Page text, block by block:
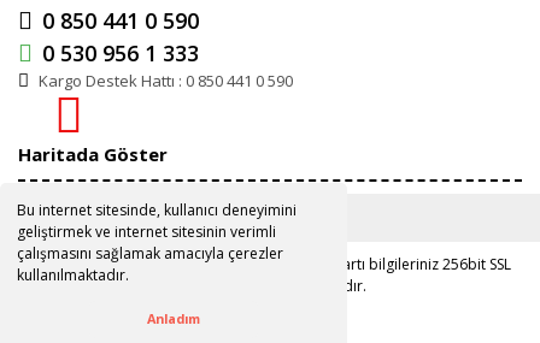
Bu internet sitesinde, kullanıcı deneyimini
geliştirmek ve internet sitesinin verimli
çalışmasını sağlamak amacıyla çerezler
kullanılmaktadır.
Anladım
0 850 441 0 590
0 530 956 1 333
Kargo Destek Hattı : 0 850 441 0 590
Haritada Göster
Copyright 2019 ©www.susle.com.tr
Kredi kartı bilgileriniz 256bit SSL
sertifikası ile korunmaktadır.